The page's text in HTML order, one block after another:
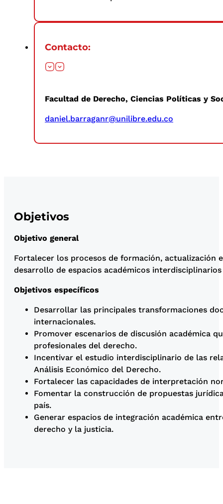
Contacto:
Facultad de Derecho, Ciencias Políticas y
daniel.barraganr@unilibre.edu.co
Objetivos
Objetivo general
Fortalecer los procesos de formación, actualización
desarrollo de espacios académicos
Objetivos específicos
Desarrollar las principales transformaciones
internacionales.
Promover escenarios de discusión académica
profesionales del derecho.
Incentivar el estudio interdisciplinario de las
Análisis Económico del Derecho.
Fortalecer las capacidades de interpretación
Fomentar la construcción de propuestas
país.
Generar espacios de integración académica
derecho y la justicia.